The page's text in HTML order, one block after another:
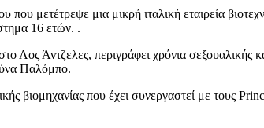
μετέτρεψε μια μικρή ιταλική εταιρεία
16 ετών. .
Λος Άντζελες, περιγράφει χρόνια
Παλόμπο.
βιομηχανίας που έχει συνεργαστεί με τους